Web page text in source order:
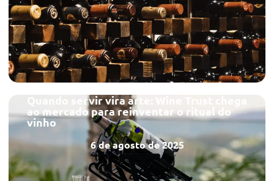
Quando servir vira arte: Wine Trust chega
ao mercado para reinventar o ritual do
vinho
6 de agosto de 2025